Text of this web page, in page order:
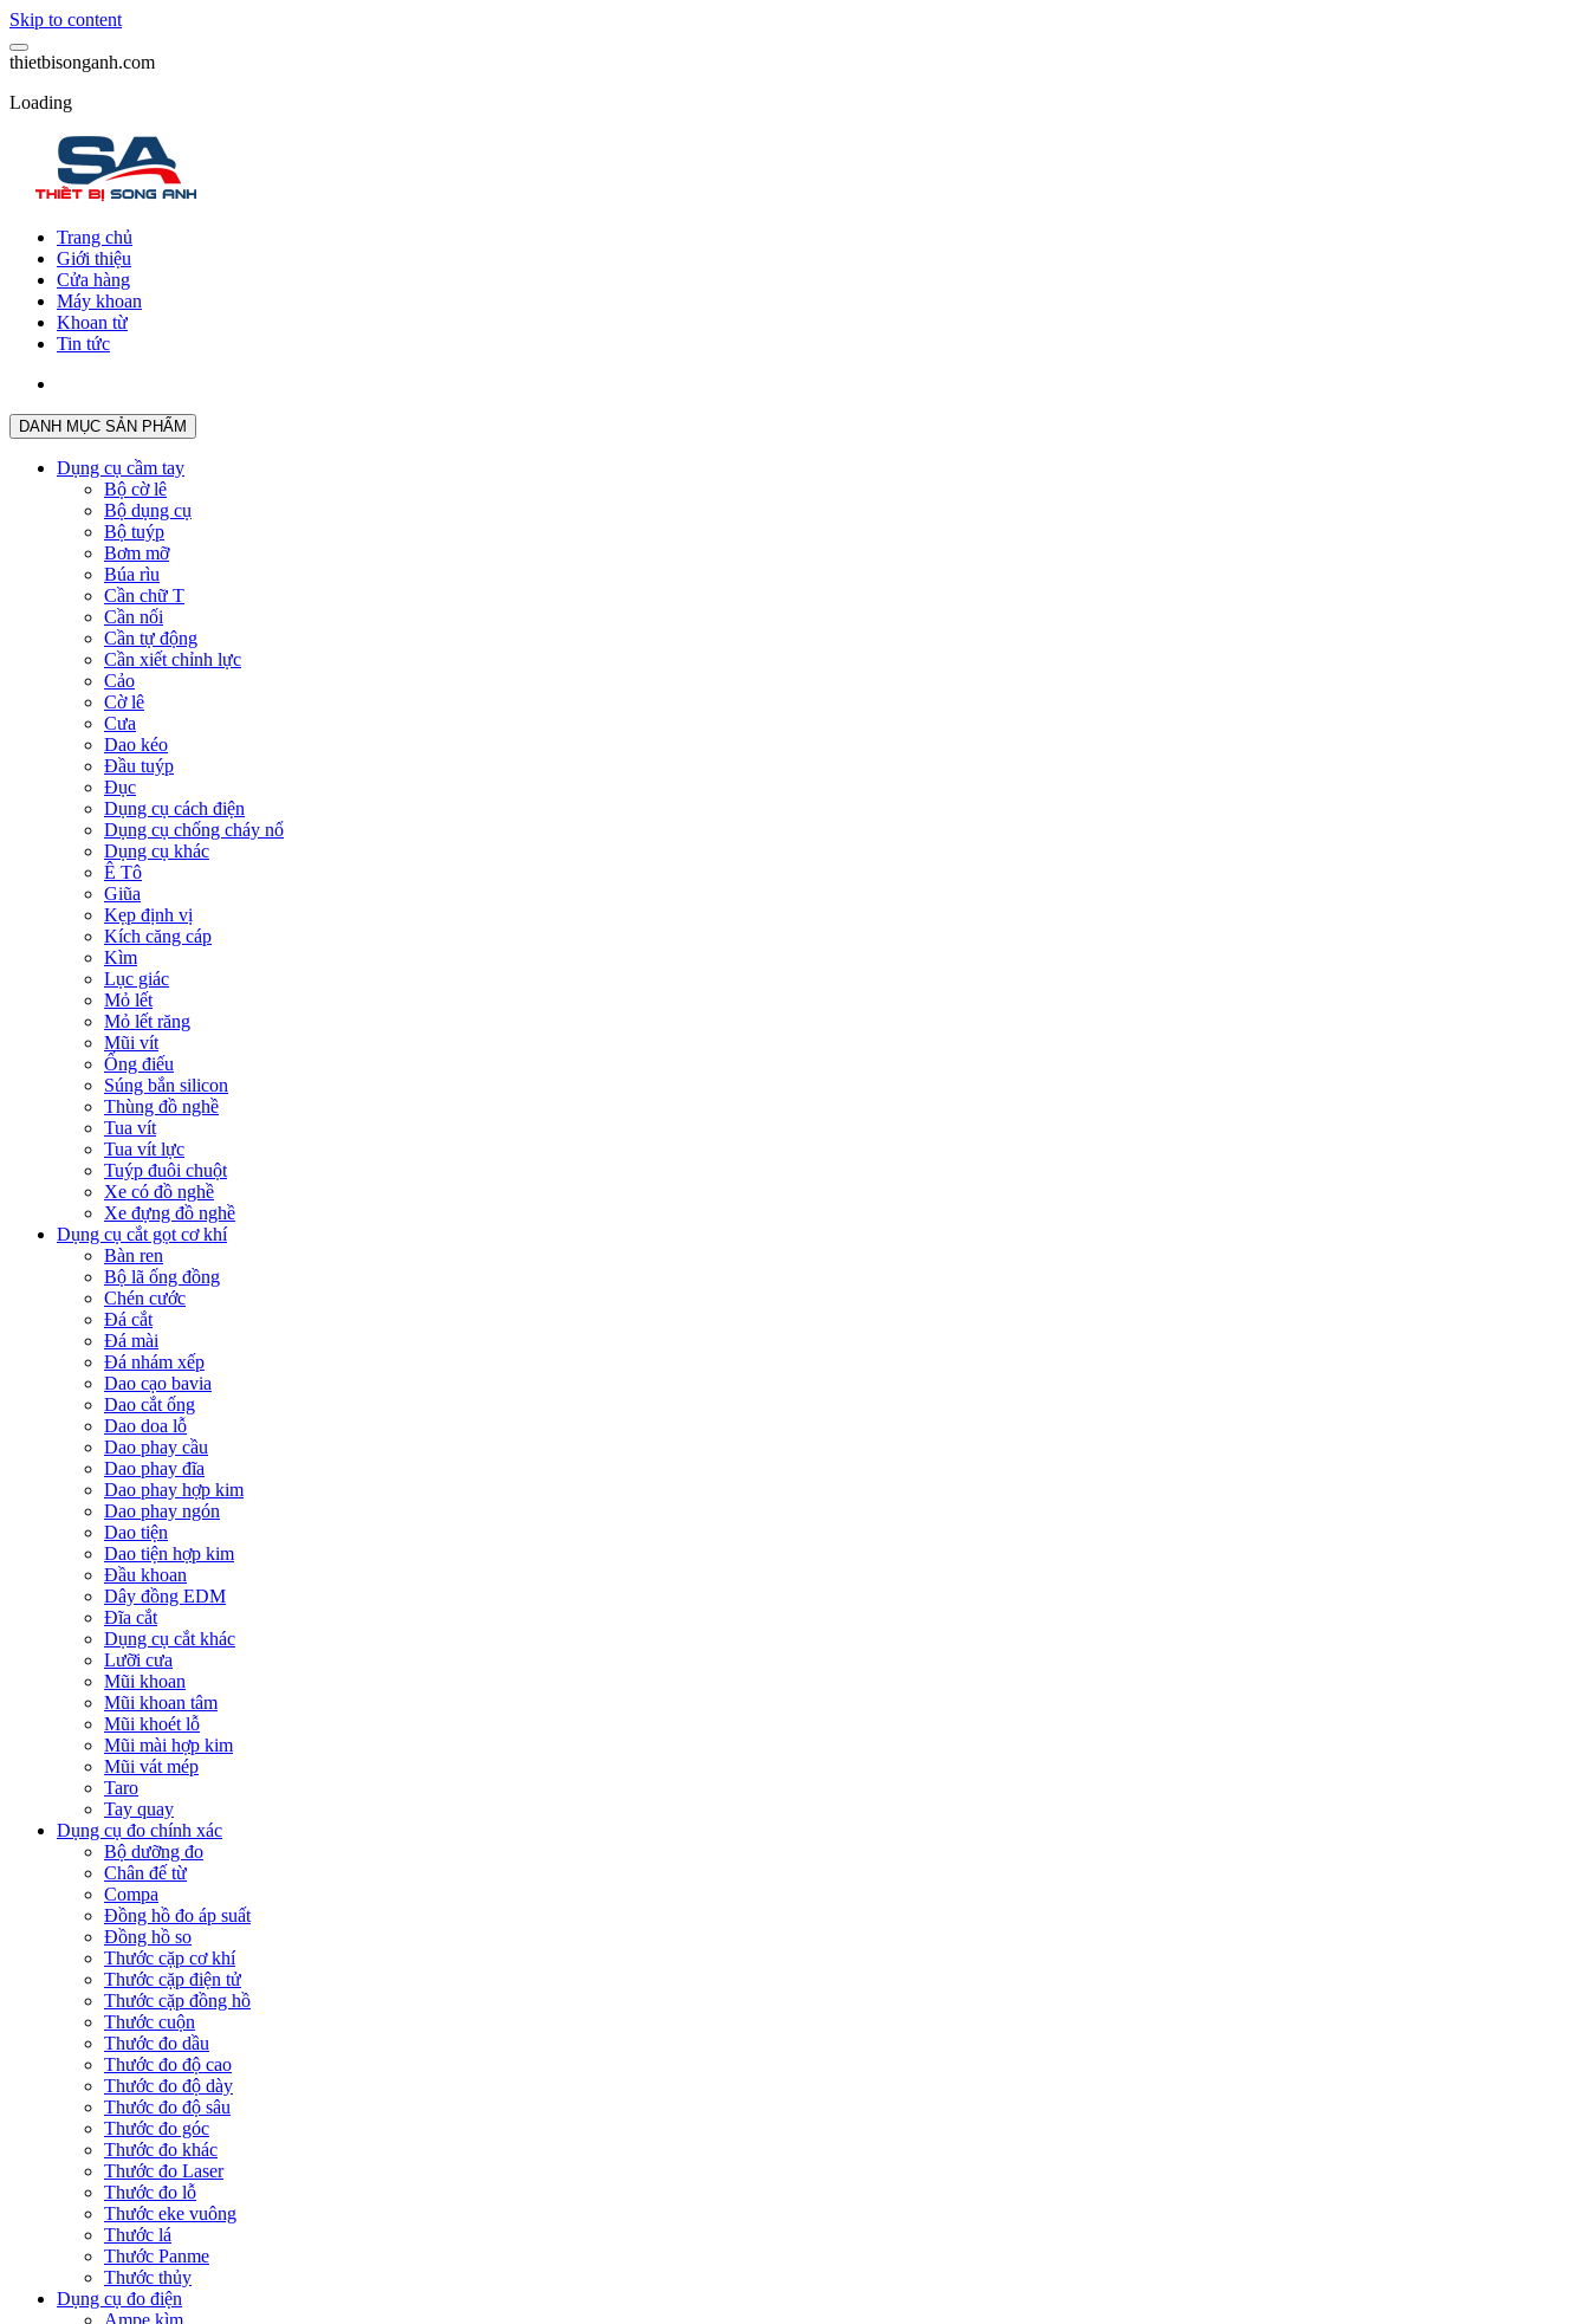
Skip to content
thietbisonganh.com
Loading
Trang chủ
Giới thiệu
Cửa hàng
Máy khoan
Khoan từ
Tin tức
DANH MỤC SẢN PHẨM
Dụng cụ cầm tay
Bộ cờ lê
Bộ dụng cụ
Bộ tuýp
Bơm mỡ
Búa rìu
Cần chữ T
Cần nối
Cần tự động
Cần xiết chỉnh lực
Cảo
Cờ lê
Cưa
Dao kéo
Đầu tuýp
Đục
Dụng cụ cách điện
Dụng cụ chống cháy nổ
Dụng cụ khác
Ê Tô
Giũa
Kẹp định vị
Kích căng cáp
Kìm
Lục giác
Mỏ lết
Mỏ lết răng
Mũi vít
Ống điếu
Súng bắn silicon
Thùng đồ nghề
Tua vít
Tua vít lực
Tuýp đuôi chuột
Xe có đồ nghề
Xe đựng đồ nghề
Dụng cụ cắt gọt cơ khí
Bàn ren
Bộ lã ống đồng
Chén cước
Đá cắt
Đá mài
Đá nhám xếp
Dao cạo bavia
Dao cắt ống
Dao doa lỗ
Dao phay cầu
Dao phay đĩa
Dao phay hợp kim
Dao phay ngón
Dao tiện
Dao tiện hợp kim
Đầu khoan
Dây đồng EDM
Đĩa cắt
Dụng cụ cắt khác
Lưỡi cưa
Mũi khoan
Mũi khoan tâm
Mũi khoét lỗ
Mũi mài hợp kim
Mũi vát mép
Taro
Tay quay
Dụng cụ đo chính xác
Bộ dưỡng đo
Chân đế từ
Compa
Đồng hồ đo áp suất
Đồng hồ so
Thước cặp cơ khí
Thước cặp điện tử
Thước cặp đồng hồ
Thước cuộn
Thước đo dầu
Thước đo độ cao
Thước đo độ dày
Thước đo độ sâu
Thước đo góc
Thước đo khác
Thước đo Laser
Thước đo lỗ
Thước eke vuông
Thước lá
Thước Panme
Thước thủy
Dụng cụ đo điện
Ampe kìm